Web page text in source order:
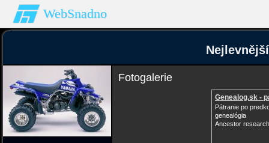
WebSnadno
Fotogalerie
Genealog.sk -
Pátranie po
genealógia
Ancestor